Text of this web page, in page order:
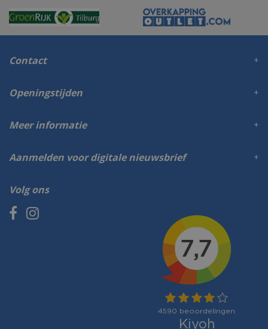
Contact
Volg ons
Openingstijden
Meer informatie
Aanmelden voor digitale nieuwsbrief